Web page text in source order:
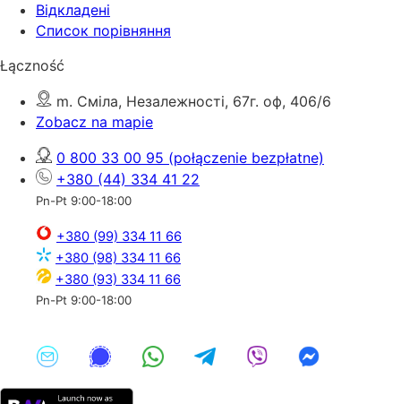
Відкладені
Список порівняння
Łączność
m. Сміла, Незалежності, 67г. оф, 406/6
Zobacz na mapie
0 800 33 00 95 (połączenie bezpłatne)
+380 (44) 334 41 22
Pn-Pt 9:00-18:00
+380 (99) 334 11 66
+380 (98) 334 11 66
+380 (93) 334 11 66
Pn-Pt 9:00-18:00